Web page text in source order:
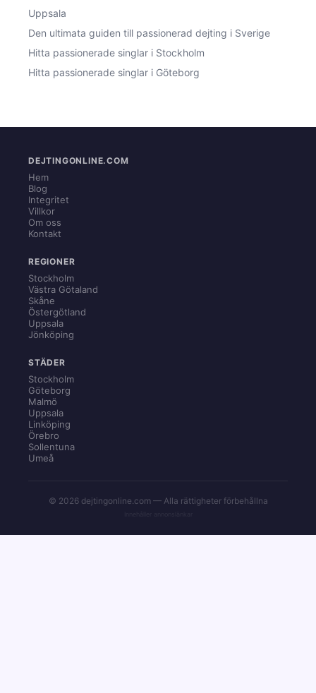
Uppsala
Den ultimata guiden till passionerad dejting i Sverige
Hitta passionerade singlar i Stockholm
Hitta passionerade singlar i Göteborg
DEJTINGONLINE.COM
Hem
Blog
Integritet
Villkor
Om oss
Kontakt
REGIONER
Stockholm
Västra Götaland
Skåne
Östergötland
Uppsala
Jönköping
STÄDER
Stockholm
Göteborg
Malmö
Uppsala
Linköping
Örebro
Sollentuna
Umeå
© 2026 dejtingonline.com — Alla rättigheter förbehållna